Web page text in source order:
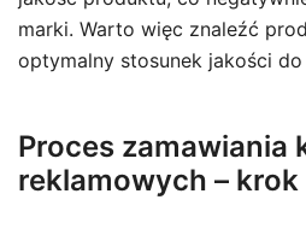
marki. Warto więc znaleźć
optymalny stosunek jakości do
Proces zamawiania
reklamowych –